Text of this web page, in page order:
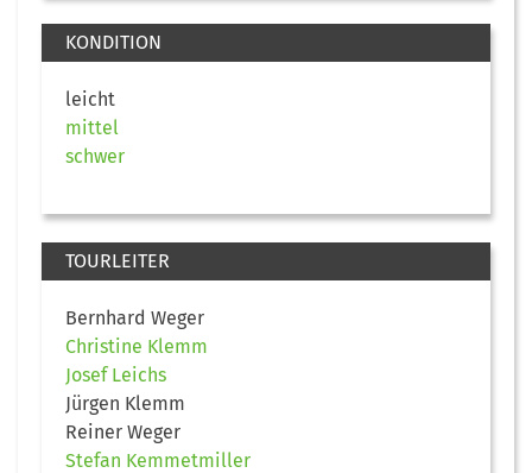
KONDITION
leicht
mittel
schwer
TOURLEITER
Bernhard Weger
Christine Klemm
Josef Leichs
Jürgen Klemm
Reiner Weger
Stefan Kemmetmiller